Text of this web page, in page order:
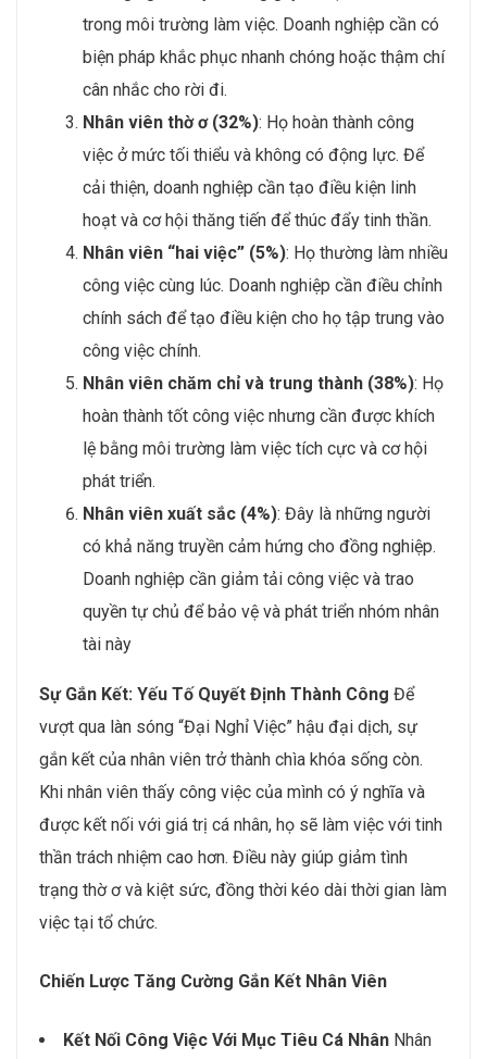
trong môi trường làm việc. Doanh nghiệp cần có
biện pháp khắc phục nhanh chóng hoặc thậm chí
cân nhắc cho rời đi.
Nhân viên thờ ơ (32%): Họ hoàn thành công
việc ở mức tối thiểu và không có động lực. Để
cải thiện, doanh nghiệp cần tạo điều kiện linh
hoạt và cơ hội thăng tiến để thúc đẩy tinh thần.
Nhân viên “hai việc” (5%): Họ thường làm nhiều
công việc cùng lúc. Doanh nghiệp cần điều chỉnh
chính sách để tạo điều kiện cho họ tập trung vào
công việc chính.
Nhân viên chăm chỉ và trung thành (38%): Họ
hoàn thành tốt công việc nhưng cần được khích
lệ bằng môi trường làm việc tích cực và cơ hội
phát triển.
Nhân viên xuất sắc (4%): Đây là những người
có khả năng truyền cảm hứng cho đồng nghiệp.
Doanh nghiệp cần giảm tải công việc và trao
quyền tự chủ để bảo vệ và phát triển nhóm nhân
tài này
Sự Gắn Kết: Yếu Tố Quyết Định Thành Công Để
vượt qua làn sóng “Đại Nghỉ Việc” hậu đại dịch, sự
gắn kết của nhân viên trở thành chìa khóa sống còn.
Khi nhân viên thấy công việc của mình có ý nghĩa và
được kết nối với giá trị cá nhân, họ sẽ làm việc với tinh
thần trách nhiệm cao hơn. Điều này giúp giảm tình
trạng thờ ơ và kiệt sức, đồng thời kéo dài thời gian làm
việc tại tổ chức.
Chiến Lược Tăng Cường Gắn Kết Nhân Viên
Kết Nối Công Việc Với Mục Tiêu Cá Nhân Nhân